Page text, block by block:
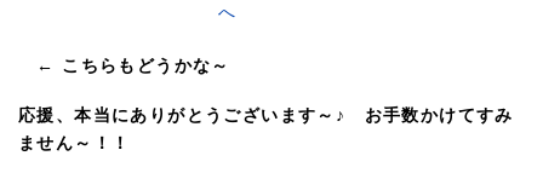
← こちらもどうかな～
応援、本当にありがとうございます～♪ お手数かけてすみ
ません～！！